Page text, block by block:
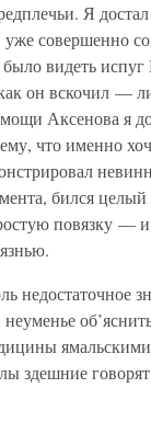
Я
уже совершенно
видеть
он вскочил —
Аксенова я
что именно
бился
повязку — и
недостаточное
здешние